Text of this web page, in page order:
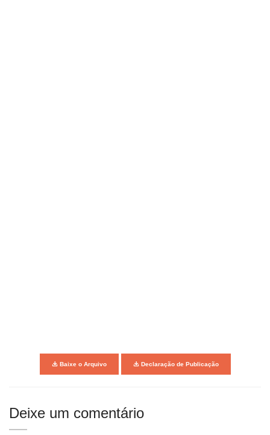
Baixe o Arquivo Declaração de Publicação
Deixe um comentário